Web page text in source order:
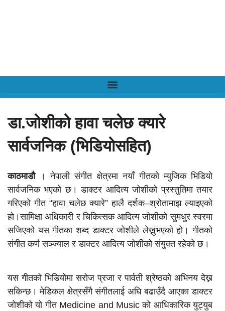
डा.जोशीको हावा चलेछ क्यारे
सार्वजनिक (भिडियोसहित)
काठमाडौ। नेपाली संगीत क्षेत्रमा नयाँ गीतको म्युजिक भिडियो
सार्वजनिक भएको छ। डाक्टर आदित्य जोशीको प्रस्तुतिमा तयार
गरिएको गीत “हावा चलेछ क्यारे” हालै दर्शक–श्रोतामाझ ल्याइएको
हो।सामिक्षा अधिकारी र चिकित्सक आदित्य जोशीको सुमधुर स्वरमा
सजिएको यस गीतका शब्द डाक्टर जोशीले लेख्नुभएको हो। गीतको
संगीत कर्ण सञ्ज्याल र डाक्टर आदित्य जोशीको संयुक्त रहेको छ।
यस गीतको भिडियोमा सरोज प्रजा र पार्वती श्रेष्ठको अभिनय देख्न
सकिन्छ। मेडिकल क्षेत्रसँगै संगीतलाई अघि बढाउँदै आएका डाक्टर
जोशीको यो गीत Medicine and Music को आधिकारिक युट्युब